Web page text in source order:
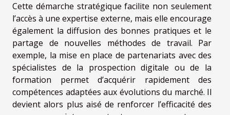
Cette démarche stratégique facilite non seulement
l’accès à une expertise externe, mais elle encourage
également la diffusion des bonnes pratiques et le
partage de nouvelles méthodes de travail. Par
exemple, la mise en place de partenariats avec des
spécialistes de la prospection digitale ou de la
formation permet d’acquérir rapidement des
compétences adaptées aux évolutions du marché. Il
devient alors plus aisé de renforcer l’efficacité des